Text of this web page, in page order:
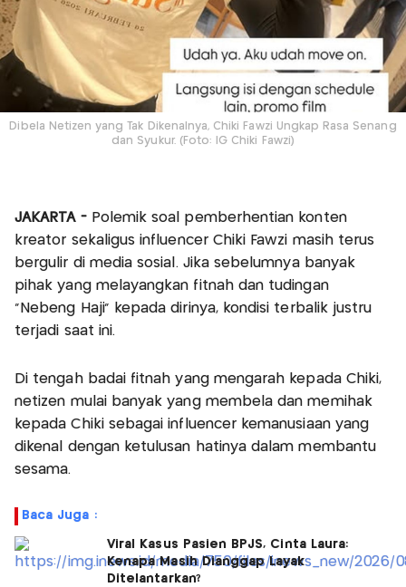
Dibela Netizen yang Tak Dikenalnya, Chiki Fawzi Ungkap Rasa Senang
dan Syukur. (Foto: IG Chiki Fawzi)
JAKARTA - Polemik soal pemberhentian konten
kreator sekaligus influencer Chiki Fawzi masih terus
bergulir di media sosial. Jika sebelumnya banyak
pihak yang melayangkan fitnah dan tudingan
“Nebeng Haji” kepada dirinya, kondisi terbalik justru
terjadi saat ini.
Di tengah badai fitnah yang mengarah kepada Chiki,
netizen mulai banyak yang membela dan memihak
kepada Chiki sebagai influencer kemanusiaan yang
dikenal dengan ketulusan hatinya dalam membantu
sesama.
Baca Juga :
Viral Kasus Pasien BPJS, Cinta Laura:
Kenapa Masih Dianggap Layak
Ditelantarkan?